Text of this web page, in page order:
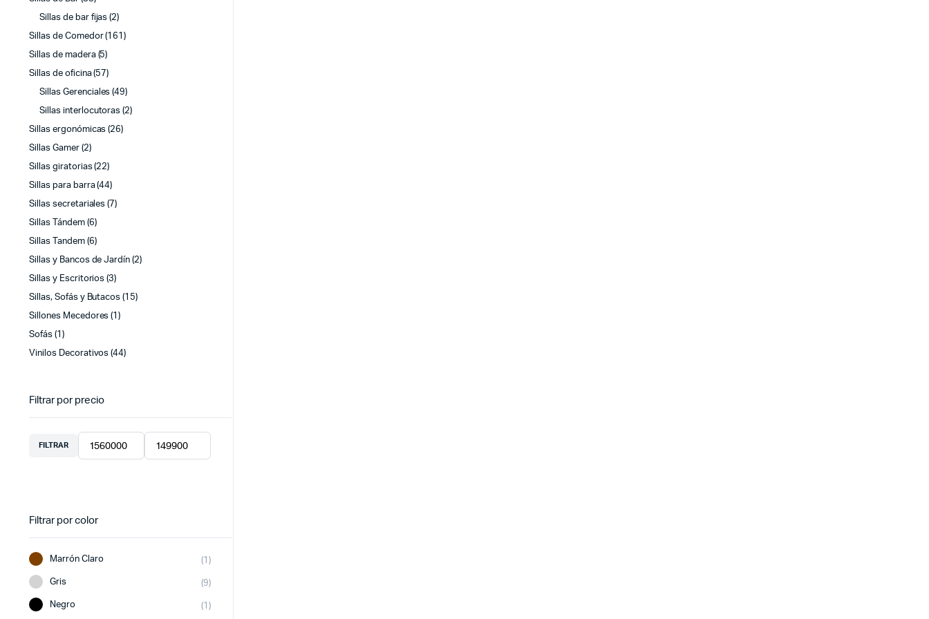
Sillas de bar fijas (2)
Sillas de Comedor (161)
Sillas de madera (5)
Sillas de oficina (57)
Sillas Gerenciales (49)
Sillas interlocutoras (2)
Sillas ergonómicas (26)
Sillas Gamer (2)
Sillas giratorias (22)
Sillas para barra (44)
Sillas secretariales (7)
Sillas Tándem (6)
Sillas Tandem (6)
Sillas y Bancos de Jardín (2)
Sillas y Escritorios (3)
Sillas, Sofás y Butacos (15)
Sillones Mecedores (1)
Sofás (1)
Vinilos Decorativos (44)
Filtrar por precio
FILTRAR
Filtrar por color
Marrón Claro (1)
Gris (9)
Negro (1)